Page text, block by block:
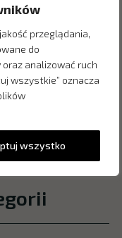
przeglądania,
do
analizować ruch
wszystkie” oznacza
wszystko